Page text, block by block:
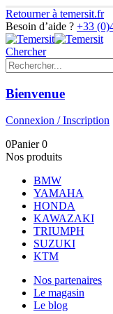
Retourner à temersit.fr
Besoin d’aide ? +33
Chercher
Bienvenue
Connexion / Inscription
0Panier0
Nos produits
BMW
YAMAHA
HONDA
KAWAZAKI
TRIUMPH
SUZUKI
KTM
Nos partenaires
Le magasin
Le blog